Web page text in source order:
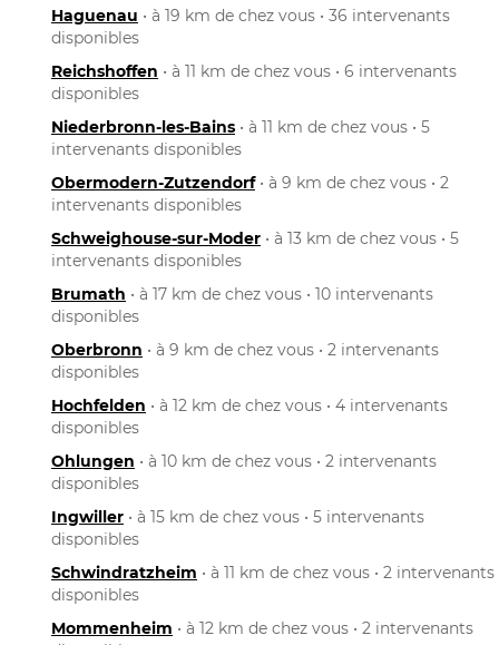
Haguenau • à 19 km de chez vous • 36 intervenants
disponibles
Reichshoffen • à 11 km de chez vous • 6 intervenants
disponibles
Niederbronn-les-Bains • à 11 km de chez vous • 5
intervenants disponibles
Obermodern-Zutzendorf• à 9 km de chez vous • 2
intervenants disponibles
Schweighouse-sur-Moder • à 13 km de chez vous • 5
intervenants disponibles
Brumath • à 17 km de chez vous • 10 intervenants
disponibles
Oberbronn • à 9 km de chez vous • 2 intervenants
disponibles
Hochfelden • à 12 km de chez vous • 4 intervenants
disponibles
Ohlungen • à 10 km de chez vous • 2 intervenants
disponibles
Ingwiller • à 15 km de chez vous • 5 intervenants
disponibles
Schwindratzheim • à 11 km de chez vous • 2 intervenants
disponibles
Mommenheim • à 12 km de chez vous • 2 intervenants